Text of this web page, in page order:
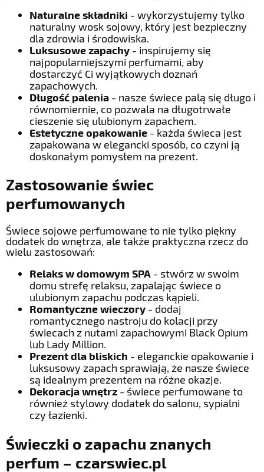
Naturalne składniki - wykorzystujemy tylko
naturalny wosk sojowy, który jest bezpieczny
dla zdrowia i środowiska.
Luksusowe zapachy - inspirujemy się
najpopularniejszymi perfumami, aby
dostarczyć Ci wyjątkowych doznań
zapachowych.
Długość palenia - nasze świece palą się długo i
równomiernie, co pozwala na długotrwałe
cieszenie się ulubionym zapachem.
Estetyczne opakowanie - każda świeca jest
zapakowana w elegancki sposób, co czyni ją
doskonałym pomysłem na prezent.
Zastosowanie świec
perfumowanych
Świece sojowe perfumowane to nie tylko piękny
dodatek do wnętrza, ale także praktyczna rzecz do
wielu zastosowań:
Relaks w domowym SPA - stwórz w swoim
domu strefę relaksu, zapalając świece o
ulubionym zapachu podczas kąpieli.
Romantyczne wieczory - dodaj
romantycznego nastroju do kolacji przy
świecach z nutami zapachowymi Black Opium
lub Lady Million.
Prezent dla bliskich - eleganckie opakowanie i
luksusowy zapach sprawiają, że nasze świece
są idealnym prezentem na różne okazje.
Dekoracja wnętrz - świece perfumowane to
również stylowy dodatek do salonu, sypialni
czy łazienki.
Świeczki o zapachu znanych
perfum – czarswiec.pl